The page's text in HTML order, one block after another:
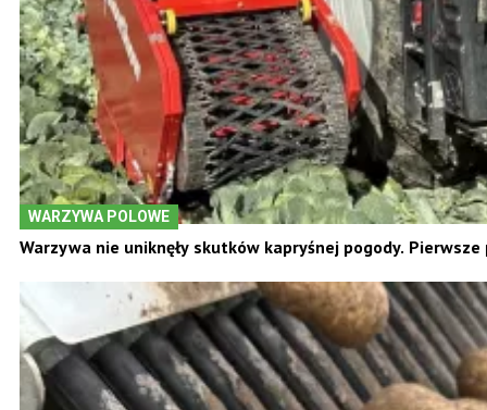
WARZYWA POLOWE
Warzywa nie uniknęły skutków kapryśnej pogody. Pierwsze